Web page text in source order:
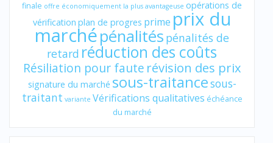
finale offre économiquement la plus avantageuse opérations de
vérification plan de progres prime prix du
marchépénalités pénalités de
retard réduction des coûts
Résiliation pour faute révision des prix
signature du marché sous-traitancesous-
traitant variante Vérifications qualitatives échéance
du marché